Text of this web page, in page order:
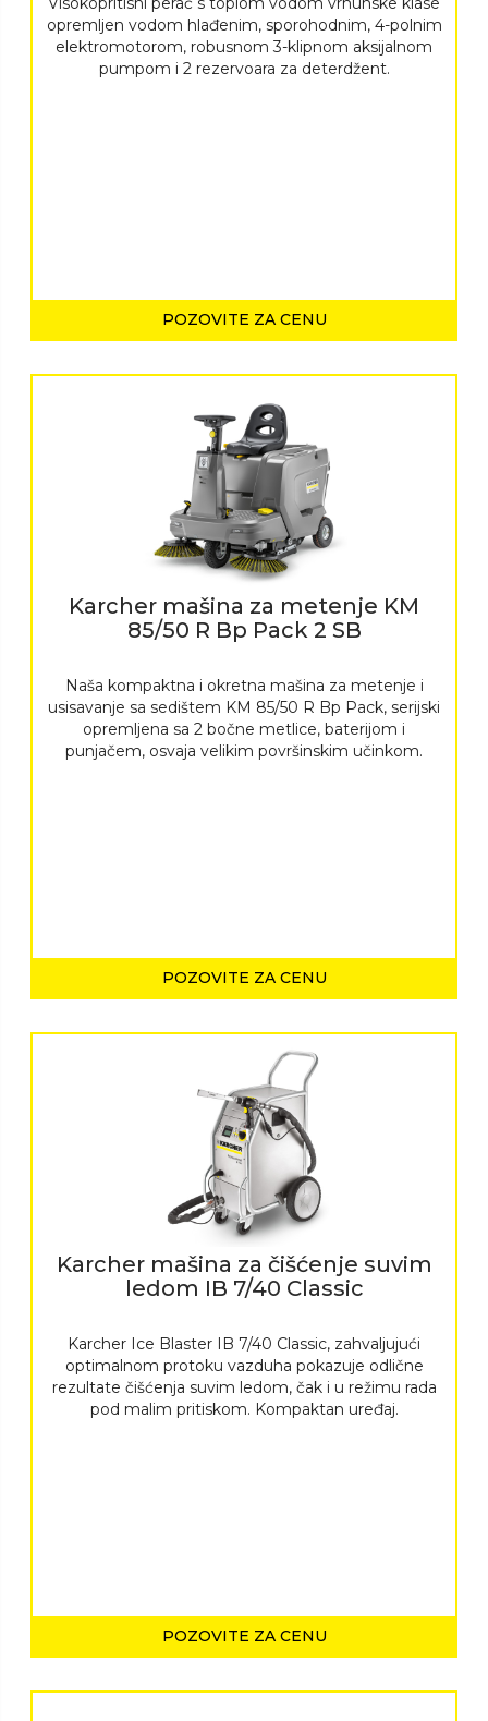
opremljen vodom hlađenim, sporohodnim, 4-polnim
elektromotorom, robusnom 3-klipnom aksijalnom
pumpom i 2 rezervoara za deterdžent.
POZOVITE ZA CENU
Karcher mašina za metenje KM
85/50 R Bp Pack 2 SB
Naša kompaktna i okretna mašina za metenje i
usisavanje sa sedištem KM 85/50 R Bp Pack, serijski
opremljena sa 2 bočne metlice, baterijom i
punjačem, osvaja velikim površinskim učinkom.
POZOVITE ZA CENU
Karcher mašina za čišćenje suvim
ledom IB 7/40 Classic
Karcher Ice Blaster IB 7/40 Classic, zahvaljujući
optimalnom protoku vazduha pokazuje odlične
rezultate čišćenja suvim ledom, čak i u režimu rada
pod malim pritiskom. Kompaktan uređaj.
POZOVITE ZA CENU